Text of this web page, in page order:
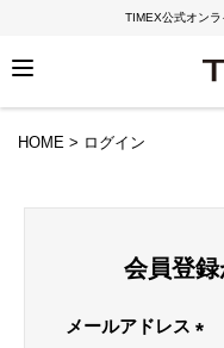
TIMEX公式オン
HOME ログイン
会員登
メールアドレス